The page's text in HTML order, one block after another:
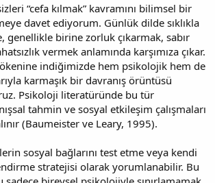
“cefa kılmak” kavramını bilimsel bir
davet ediyorum. Günlük dilde sıklıkla
genellikle birine zorluk çıkarmak, sabır
vermek anlamında karşımıza çıkar.
indiğimizde hem psikolojik hem de
karmaşık bir davranış örüntüsü
Psikoloji literatüründe bu tür
tahmin ve sosyal etkileşim çalışmaları
(Baumeister ve Leary, 1995).
sosyal bağlarını test etme veya kendi
stratejisi olarak yorumlanabilir. Bu